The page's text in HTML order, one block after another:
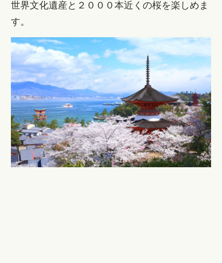
世界文化遺産と２０００本近くの桜を楽しめま
す。